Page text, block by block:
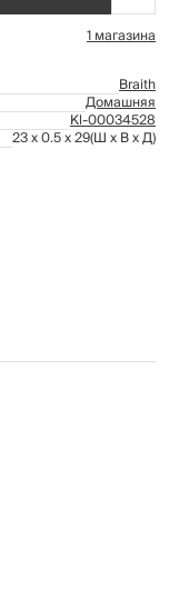
1 магазина
Braith
Домашняя
Kl-00034528
23 x 0.5 x 29(Ш x В x Д)